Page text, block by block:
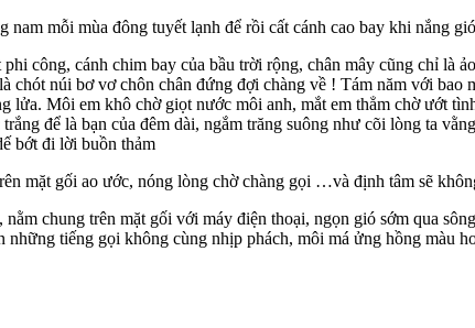
mỗi mùa đông tuyết lạnh để rồi cất cánh cao bay khi nắng
cánh chim bay của bầu trời rộng, chân mây cũng chỉ là
chót núi bơ vơ chôn chân đứng đợi chàng về ! Tám năm với
lửa. Môi em khô chờ giọt nước môi anh, mắt em thẳm chờ ướt
để là bạn của đêm dài, ngắm trăng suông như cõi lòng ta
bớt đi lời buồn thảm
mặt gối ao ước, nóng lòng chờ chàng gọi …và định tâm sẽ
chung trên mặt gối với máy điện thoại, ngọn gió sớm qua
tiếng gọi không cùng nhịp phách, môi má ửng hồng màu